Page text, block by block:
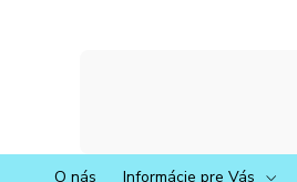
O nás Informácie pre Vás